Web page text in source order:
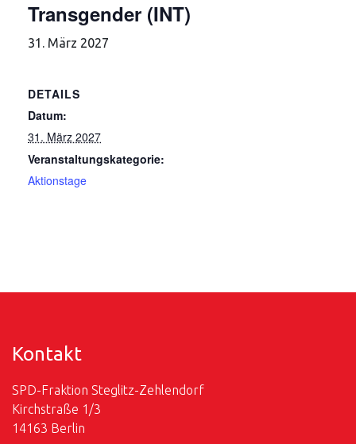
Transgender (INT)
31. März 2027
DETAILS
Datum:
31. März 2027
Veranstaltungskategorie:
Aktionstage
Kontakt
SPD-Fraktion Steglitz-Zehlendorf
Kirchstraße 1/3
14163 Berlin